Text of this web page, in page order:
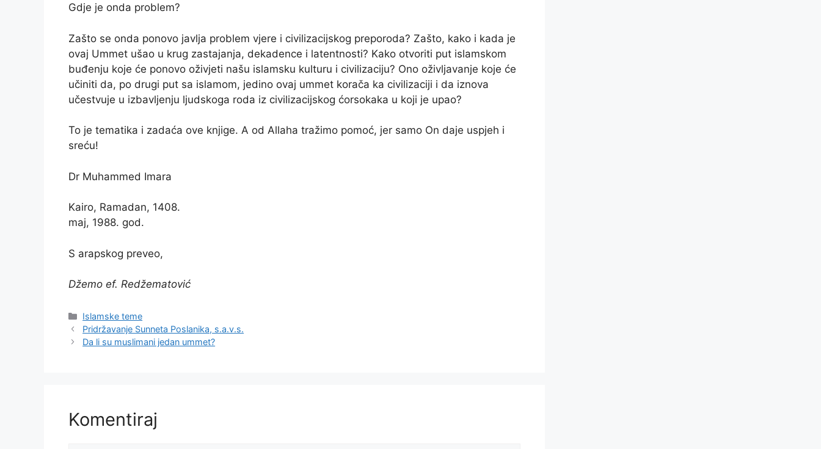
Gdje je onda problem?
Zašto se onda ponovo javlja problem vjere i civilizacijskog preporoda? Zašto, kako i kada je
ovaj Ummet ušao u krug zastajanja, dekadence i latentnosti? Kako otvoriti put islamskom
buđenju koje će ponovo oživjeti našu islamsku kulturu i civilizaciju? Ono oživljavanje koje će
učiniti da, po drugi put sa islamom, jedino ovaj ummet korača ka civilizaciji i da iznova
učestvuje u izbavljenju ljudskoga roda iz civilizacijskog ćorsokaka u koji je upao?
To je tematika i zadaća ove knjige. A od Allaha tražimo pomoć, jer samo On daje uspjeh i
sreću!
Dr Muhammed Imara
Kairo, Ramadan, 1408.
maj, 1988. god.
S arapskog preveo,
Džemo ef. Redžematović
Kategorije
Islamske teme
Pridržavanje Sunneta Poslanika, s.a.v.s.
Da li su muslimani jedan ummet?
Komentiraj